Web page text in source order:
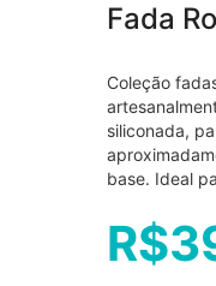
Fada
Coleção
siliconada,
base. Ideal
R$